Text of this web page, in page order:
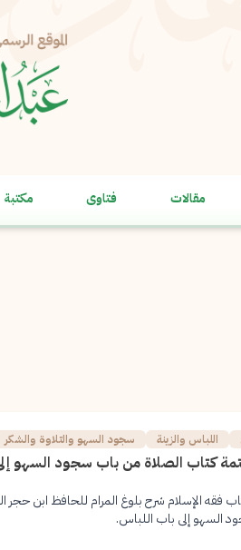
مقالات فتاوى مكتبة
اللباس والزينة سجود السهو والتلاوة والشكر
كتاب الصلاة من باب سجود السهو
فقه الإسلام شرح بلوغ المرام للحافظ ابن
السهو إلى باب اللباس.